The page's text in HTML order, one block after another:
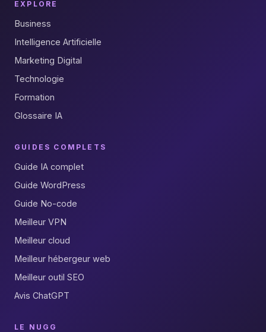
EXPLORE
Business
Intelligence Artificielle
Marketing Digital
Technologie
Formation
Glossaire IA
GUIDES COMPLETS
Guide IA complet
Guide WordPress
Guide No-code
Meilleur VPN
Meilleur cloud
Meilleur hébergeur web
Meilleur outil SEO
Avis ChatGPT
LE NUGG